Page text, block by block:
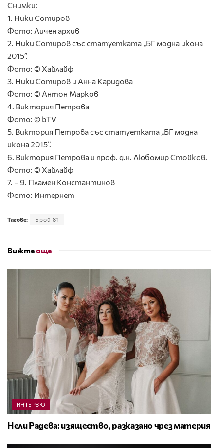
Снимки:
1. Ники Сотиров
Фото: Личен архив
2. Ники Сотиров със статуетката „БГ модна икона
2015”.
Фото: © Хайлайф
3. Ники Сотиров и Анна Каридова
Фото: © Антон Марков
4. Виктория Петрова
Фото: © bTV
5. Виктория Петрова със статуетката „БГ модна
икона 2015”.
6. Виктория Петрова и проф. д.н. Любомир Стойков.
Фото: © Хайлайф
7. – 9. Пламен Константинов
Фото: Интернет
Тагове: Брой 81
Вижтеоще
ИНТЕРВЮ
Нели Радева: изящество, разказано чрез материя